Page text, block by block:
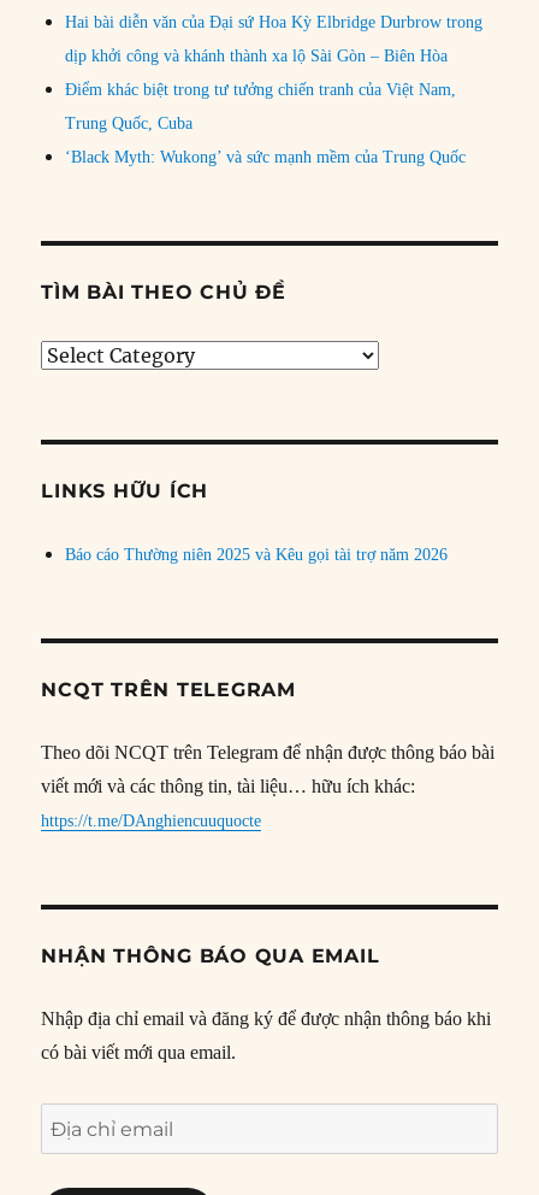
Hai bài diễn văn của Đại sứ Hoa Kỳ Elbridge Durbrow trong
dịp khởi công và khánh thành xa lộ Sài Gòn – Biên Hòa
Điểm khác biệt trong tư tưởng chiến tranh của Việt Nam,
Trung Quốc, Cuba
‘Black Myth: Wukong’ và sức mạnh mềm của Trung Quốc
TÌM BÀI THEO CHỦ ĐỀ
Tìm
đề
LINKS HỮU ÍCH
Báo cáo Thường niên 2025 và Kêu gọi tài trợ năm 2026
NCQT TRÊN TELEGRAM
Theo dõi NCQT trên Telegram để nhận được thông báo bài
viết mới và các thông tin, tài liệu… hữu ích khác:
https://t.me/DAnghiencuuquocte
NHẬN THÔNG BÁO QUA EMAIL
Nhập địa chỉ email và đăng ký để được nhận thông báo khi
có bài viết mới qua email.
Địa
chỉ
email